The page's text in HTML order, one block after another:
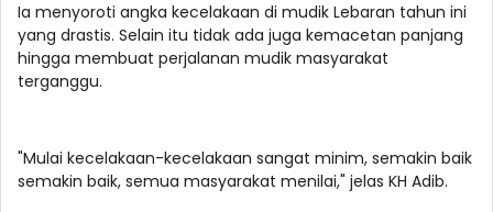
Ia menyoroti angka kecelakaan di mudik Lebaran tahun ini
yang drastis. Selain itu tidak ada juga kemacetan panjang
hingga membuat perjalanan mudik masyarakat
terganggu.
"Mulai kecelakaan-kecelakaan sangat minim, semakin baik
semakin baik, semua masyarakat menilai," jelas KH Adib.